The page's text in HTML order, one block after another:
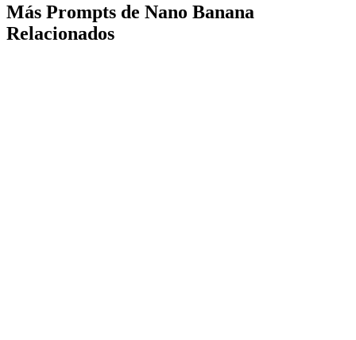
Más Prompts de Nano Banana
Relacionados